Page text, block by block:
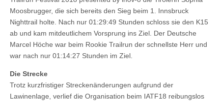
Moosbrugger, die sich bereits den Sieg beim 1. Innsbruck
Nighttrail holte. Nach nur 01:29:49 Stunden schloss sie den K15
ab und kam mitdeutlichem Vorsprung ins Ziel. Der Deutsche
Marcel Höche war beim Rookie Trailrun der schnellste Herr und
war nach nur 01:14:27 Stunden im Ziel.
Die Strecke
Trotz kurzfristiger Streckenänderungen aufgrund der
Lawinenlage, verlief die Organisation beim IATF18 reibungslos